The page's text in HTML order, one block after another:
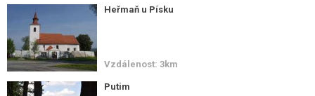
Heřmaň u Písku
Vzdálenost: 3km
Putim